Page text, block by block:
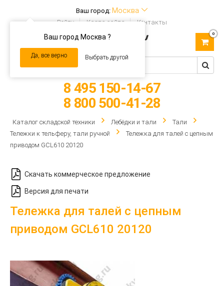
Ваш город: Москва
Ваш город Москва ?
Да, все верно Выбрать другой
Войти Карта сайта Контакты
navigation
0
8 495 150-14-67
8 800 500-41-28
Каталог складской техники Лебёдки и тали
Тали
Тележки к тельферу, тали ручной
Тележка для талей с цепным
приводом GCL610 20120
Скачать коммерческое предложение
Версия для печати
Тележка для талей с цепным
приводом GCL610 20120